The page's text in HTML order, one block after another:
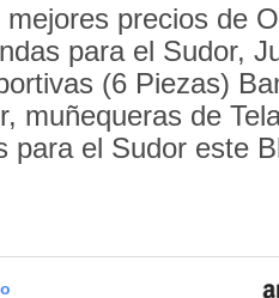
precios de
para el Sudor,
(6 Piezas)
muñequeras de
para el Sudor este